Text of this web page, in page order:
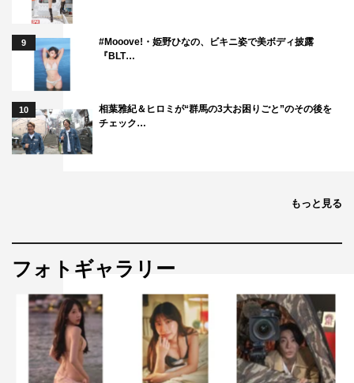
9
#Mooove!・姫野ひなの、ビキニ姿で美ボディ披露
『BLT…
10
相葉雅紀＆ヒロミが“群馬の3大お困りごと”のその後を
チェック…
もっと見る
フォトギャラリー